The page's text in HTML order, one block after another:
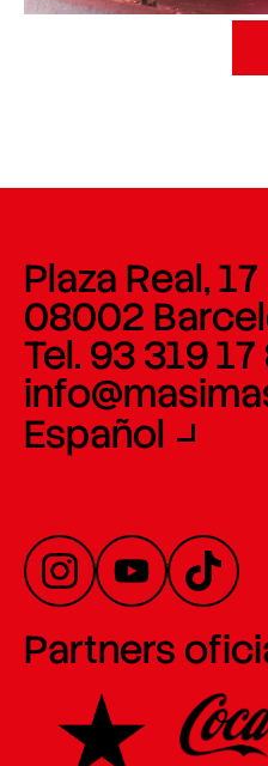
Plaza Real, 17
08002
Tel. 93 319
Español
Partners